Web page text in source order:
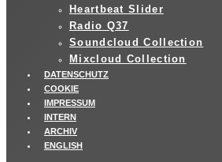
Heartbeat Slider
Radio Q37
Soundcloud Collection
Mixcloud Collection
DATENSCHUTZ
COOKIE
IMPRESSUM
INTERN
ARCHIV
ENGLISH